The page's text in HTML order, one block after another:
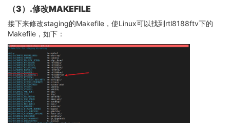
（3）.修改MAKEFILE
接下来修改staging的Makefile，使Linux可以找到rtl8188ftv下的
Makefile，如下：